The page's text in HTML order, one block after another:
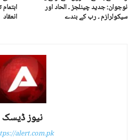
انعقاد
نوجوان: جدید چینلجز ۔ الحاد اور
سیکولرازم ۔ رب کے بندے
نیوز ڈیسک
alert.com.pk/